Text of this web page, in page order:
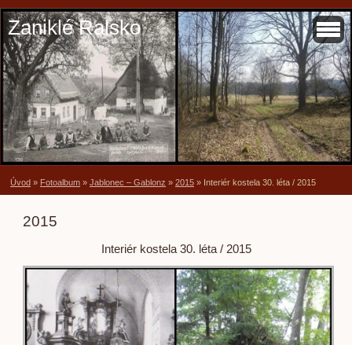
Zaniklé Ralsko
Úvod » Fotoalbum » Jablonec – Gablonz » 2015 » Interiér kostela 30. léta / 2015
2015
Interiér kostela 30. léta / 2015